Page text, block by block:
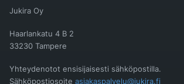
Jukira Oy
Haarlankatu 4 B 2
33230 Tampere
Yhteydenotot ensisijaisesti sähköpostilla.
Sähköpostiosoite asiakaspalvelu@jukira.fi